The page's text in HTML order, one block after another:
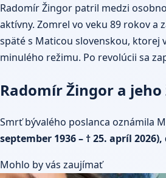
Radomír Žingor patril medzi
aktívny. Zomrel vo veku 89 rokov a
späté s Maticou slovenskou, ktorej
minulého režimu. Po revolúcii sa
Radomír Žingor a
Smrť bývalého poslanca oznámila
september 1936 – † 25. apríl
Mohlo by vás zaujímať